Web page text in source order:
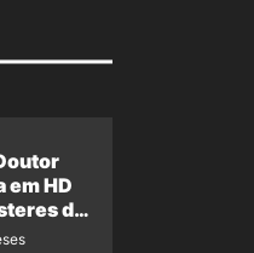
em HD
de
imagem